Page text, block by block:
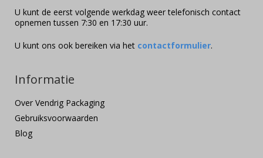
U kunt de eerst volgende werkdag weer telefonisch contact
opnemen tussen 7:30 en 17:30 uur.
U kunt ons ook bereiken via het contactformulier.
Informatie
Over Vendrig Packaging
Gebruiksvoorwaarden
Blog